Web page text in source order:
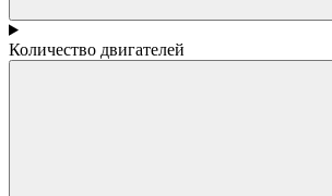
Количество двигателей